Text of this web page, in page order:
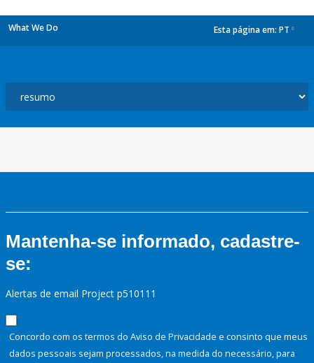
What We Do Esta página em: PT
Mantenha-se informado, cadastre-
se:
Alertas de email Project p510111
Concordo com os termos do Aviso de Privacidade e consinto que meus
dados pessoais sejam processados, na medida do necessário, para